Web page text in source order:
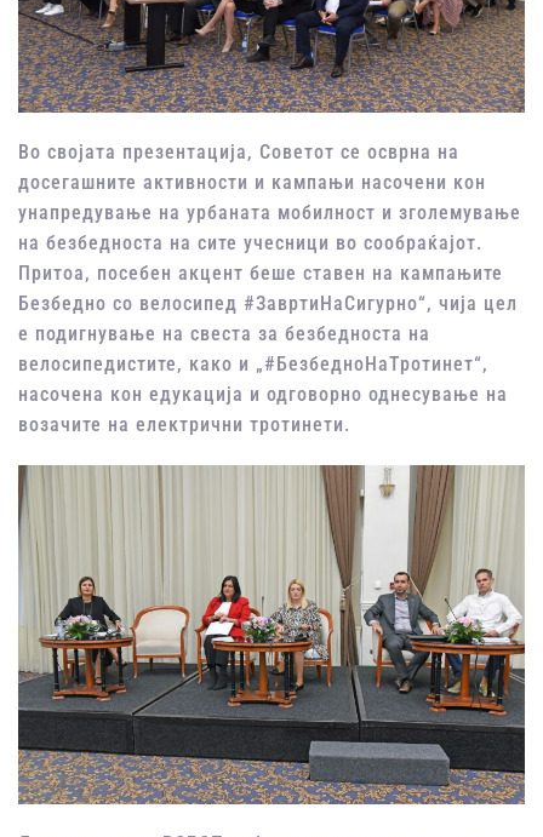
Во својата презентација, Советот се осврна на
досегашните активности и кампањи насочени кон
унапредување на урбаната мобилност и зголемување
на безбедноста на сите учесници во сообраќајот.
Притоа, посебен акцент беше ставен на кампањите
Безбедно со велосипед #ЗавртиНаСигурно“, чија цел
е подигнување на свеста за безбедноста на
велосипедистите, како и „#БезбедноНаТротинет“,
насочена кон едукација и одговорно однесување на
возачите на електрични тротинети.